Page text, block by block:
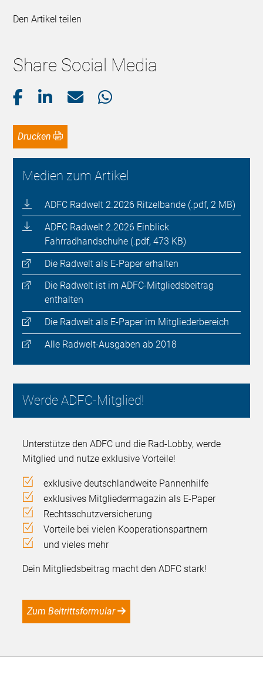
Den Artikel teilen
Share Social Media
Drucken
Medien zum Artikel
ADFC Radwelt 2.2026 Ritzelbande (.pdf, 2 MB)
ADFC Radwelt 2.2026 Einblick
Fahrradhandschuhe (.pdf, 473 KB)
Die Radwelt als E-Paper erhalten
Die Radwelt ist im ADFC-Mitgliedsbeitrag
enthalten
Die Radwelt als E-Paper im Mitgliederbereich
Alle Radwelt-Ausgaben ab 2018
Werde ADFC-Mitglied!
Unterstütze den ADFC und die Rad-Lobby, werde
Mitglied und nutze exklusive Vorteile!
exklusive deutschlandweite Pannenhilfe
exklusives Mitgliedermagazin als E-Paper
Rechtsschutzversicherung
Vorteile bei vielen Kooperationspartnern
und vieles mehr
Dein Mitgliedsbeitrag macht den ADFC stark!
Zum Beitrittsformular